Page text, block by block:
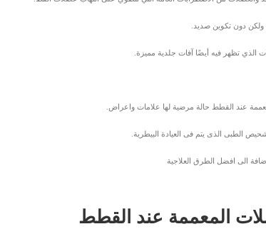
ولكن دون تكوين صديد.
الذي تظهر فيه أيضًا آفات جلدية مميزة.
عند القطط حالة مرضية لها علامات واعراض.
الطبى الذى يتم فى العيادة البيطرية.
الى افضل الطرق العلاجية
المعممة عند القطط